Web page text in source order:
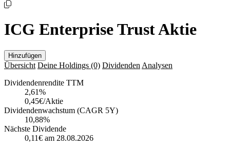
ICG Enterprise Trust Aktie
Hinzufügen
Übersicht Deine Holdings (0) Dividenden Analysen
Dividendenrendite TTM
2,61%
0,45€/Aktie
Dividendenwachstum (CAGR 5Y)
10,88%
Nächste Dividende
0,11€ am 28.08.2026